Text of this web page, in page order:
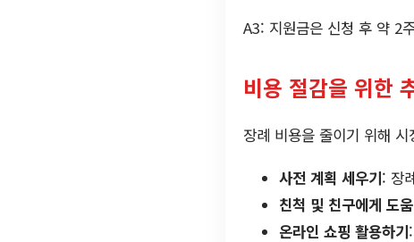
A3: 지원금은 신청 후 약 2
비용 절감을 위한
장례 비용을 줄이기 위해
사전 계획 세우기: 장
친척 및 친구에게 도
온라인 쇼핑 활용하기